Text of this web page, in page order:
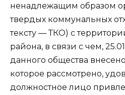
ненадлежащим образом
твердых коммунальных
тексту — ТКО) с
района, в связи с чем,
данного общества
которое рассмотрено,
должностное лицо